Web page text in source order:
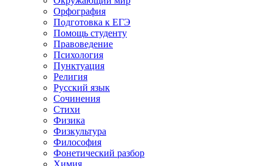
Орфография
Подготовка к ЕГЭ
Помощь студенту
Правоведение
Психология
Пунктуация
Религия
Русский язык
Сочинения
Стихи
Физика
Физкультура
Философия
Фонетический разбор
Химия